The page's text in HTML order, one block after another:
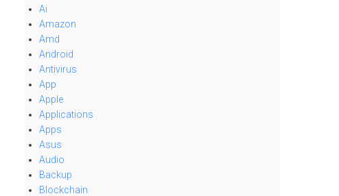
Ai
Amazon
Amd
Android
Antivirus
App
Apple
Applications
Apps
Asus
Audio
Backup
Blockchain